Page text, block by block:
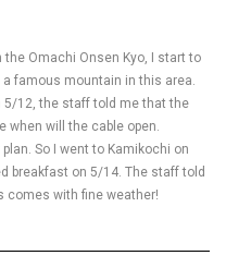
the Omachi Onsen Kyo, I start to
a famous mountain in this area.
5/12, the staff told me that the
when will the cable open.
So I went to Kamikochi on
breakfast on 5/14. The staff told
comes with fine weather!